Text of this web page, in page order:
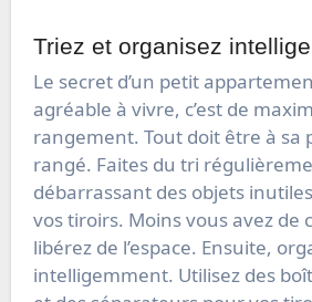
Triez et organisez
Le secret d’un petit
agréable à vivre, c’est de
rangement. Tout doit être à sa
rangé. Faites du tri
débarrassant des objets
vos tiroirs. Moins vous avez de
libérez de l’espace. Ensuite,
intelligemment. Utilisez des